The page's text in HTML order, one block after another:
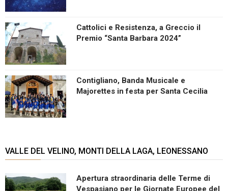
Cattolici e Resistenza, a Greccio il
Premio “Santa Barbara 2024”
Contigliano, Banda Musicale e
Majorettes in festa per Santa Cecilia
VALLE DEL VELINO, MONTI DELLA LAGA, LEONESSANO
Apertura straordinaria delle Terme di